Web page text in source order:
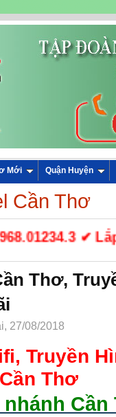
Mới Quận Huyện
Cần Thơ
✔
Thơ,
27/08/2018
Truyền
Cần Thơ
Cần